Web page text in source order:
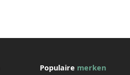
Populaire merken